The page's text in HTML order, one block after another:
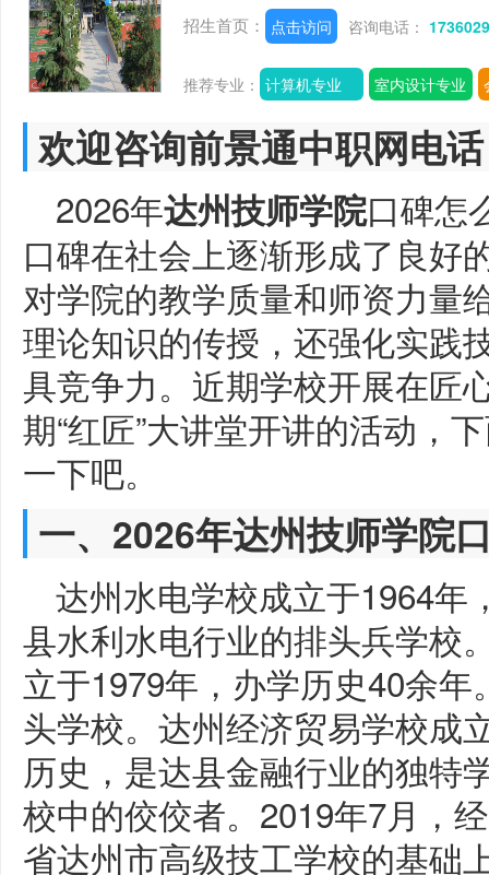
招生首页： 点击访问 咨询电话：
推荐专业： 计算机专业 室内设计专业
欢迎咨询前景通中职网电
2026年达州技师学院口碑怎
口碑在社会上逐渐形成了良好
对学院的教学质量和师资力量
理论知识的传授，还强化实践
具竞争力。近期学校开展在匠
期“红匠”大讲堂开讲的活动，
一下吧。
一、2026年达州技师学院
达州水电学校成立于1964年
县水利水电行业的排头兵学校
立于1979年，办学历史40余
头学校。达州经济贸易学校成
历史，是达县金融行业的独特
校中的佼佼者。2019年7月，
省达州市高级技工学校的基础